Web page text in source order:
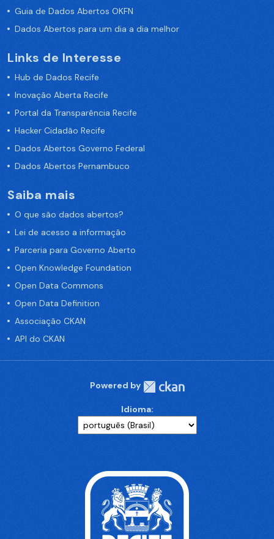
Guia de Dados Abertos OKFN
Dados Abertos para um dia a dia melhor
Links de Interesse
Hub de Dados Recife
Inovação Aberta Recife
Portal da Transparência Recife
Hacker Cidadão Recife
Dados Abertos Governo Federal
Dados Abertos Pernambuco
Saiba mais
O que são dados abertos?
Lei de acesso a informação
Parceria para Governo Aberto
Open Knowledge Foundation
Open Data Commons
Open Data Definition
Associação CKAN
API do CKAN
Powered by
Idioma